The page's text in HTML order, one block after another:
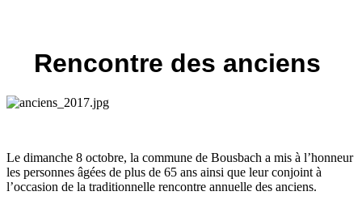
Rencontre des anciens
Le dimanche 8 octobre, la commune de Bousbach a mis à l’honneur
les personnes âgées de plus de 65 ans ainsi que leur conjoint à
l’occasion de la traditionnelle rencontre annuelle des anciens.